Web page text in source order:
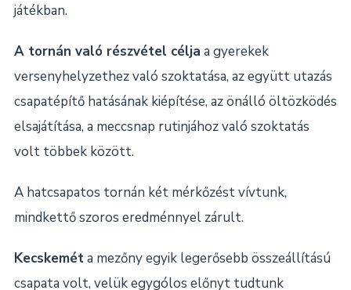
játékban.
A tornán való részvétel célja a gyerekek
versenyhelyzethez való szoktatása, az együtt utazás
csapatépítő hatásának kiépítése, az önálló öltözködés
elsajátítása, a meccsnap rutinjához való szoktatás
volt többek között.
A hatcsapatos tornán két mérkőzést vívtunk,
mindkettő szoros eredménnyel zárult.
Kecskeméta mezőny egyik legerősebb összeállítású
csapata volt, velük egygólos előnyt tudtunk